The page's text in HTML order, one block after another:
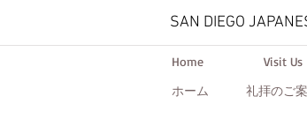
SAN DIEGO
Home
ホーム
Visit Us
礼拝のご